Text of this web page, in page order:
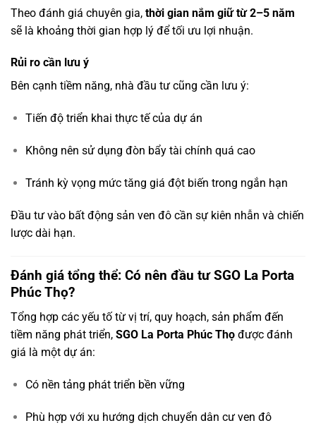
Theo đánh giá chuyên gia, thời gian nắm giữ từ 2–5 năm
sẽ là khoảng thời gian hợp lý để tối ưu lợi nhuận.
Rủi ro cần lưu ý
Bên cạnh tiềm năng, nhà đầu tư cũng cần lưu ý:
Tiến độ triển khai thực tế của dự án
Không nên sử dụng đòn bẩy tài chính quá cao
Tránh kỳ vọng mức tăng giá đột biến trong ngắn hạn
Đầu tư vào bất động sản ven đô cần sự kiên nhẫn và chiến
lược dài hạn.
Đánh giá tổng thể: Có nên đầu tư SGO La Porta
Phúc Thọ?
Tổng hợp các yếu tố từ vị trí, quy hoạch, sản phẩm đến
tiềm năng phát triển, SGO La Porta Phúc Thọ được đánh
giá là một dự án:
Có nền tảng phát triển bền vững
Phù hợp với xu hướng dịch chuyển dân cư ven đô